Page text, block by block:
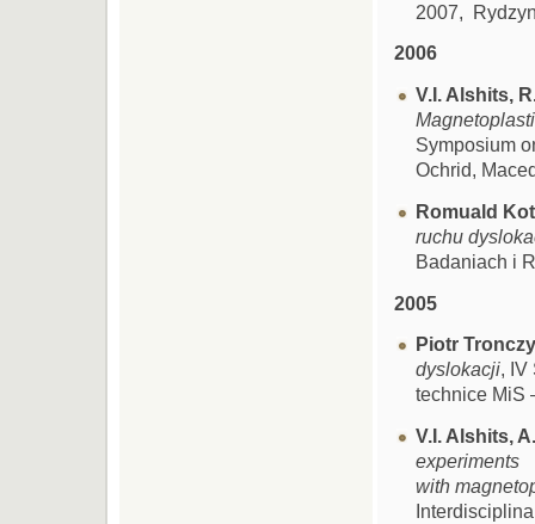
2007,
2006
V.I. Alshits,
Symposium
Ochrid,
Romuald
ruchu
Badaniach i
2005
Piotr
dyslokacji, IV
technice MiS
V.I. Alshits,
experiments
with